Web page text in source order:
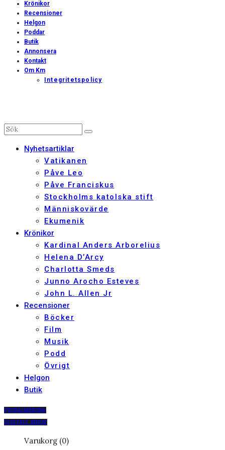
Krönikor
Recensioner
Helgon
Poddar
Butik
Annonsera
Kontakt
Om Km
Integritetspolicy
Nyhetsartiklar
Vatikanen
Påve Leo
Påve Franciskus
Stockholms katolska stift
Människovärde
Ekumenik
Krönikor
Kardinal Anders Arborelius
Helena D’Arcy
Charlotta Smeds
Junno Arocho Esteves
John L. Allen Jr
Recensioner
Böcker
Film
Musik
Podd
Övrigt
Helgon
Butik
PRENUMERERA
DIGITALT ARKIV
Varukorg (0)